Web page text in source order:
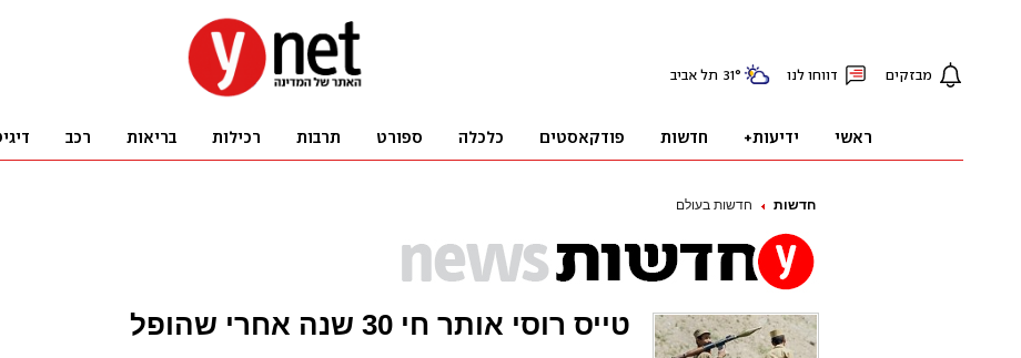
חדשות חדשות בעולם
טייס רוסי אותר חי 30 שנה אחרי שהופל